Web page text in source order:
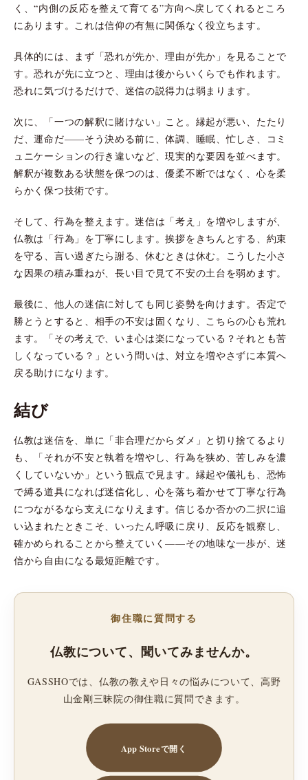
く、“内側の反応を整えて育てる”方向へ戻してくれるところ
にあります。これは信仰の有無に関係なく役立ちます。
具体的には、まず「恐れが先か、理由が先か」を見ることで
す。恐れが先に立つと、理由は後からいくらでも作れます。
恐れに気づけるだけで、迷信の説得力は弱まります。
次に、「一つの解釈に賭けない」こと。縁起が悪い、たたり
だ、運命だ——そう決める前に、体調、睡眠、忙しさ、コミ
ュニケーションの行き違いなど、現実的な要因を並べます。
解釈が複数ある状態を保つのは、優柔不断ではなく、心を柔
らかく保つ技術です。
そして、行為を整えます。迷信は「考え」を増やしますが、
仏教は「行為」を丁寧にします。挨拶をきちんとする、約束
を守る、言い過ぎたら謝る、休むときは休む。こうした小さ
な因果の積み重ねが、長い目で見て不安の土台を弱めます。
最後に、他人の迷信に対しても同じ姿勢を向けます。否定で
勝とうとすると、相手の不安は固くなり、こちらの心も荒れ
ます。「その考えで、いま心は楽になっている？それとも苦
しくなっている？」という問いは、対立を増やさずに本質へ
戻る助けになります。
結び
仏教は迷信を、単に「非合理だからダメ」と切り捨てるより
も、「それが不安と執着を増やし、行為を狭め、苦しみを濃
くしていないか」という観点で見ます。縁起や儀礼も、恐怖
で縛る道具になれば迷信化し、心を落ち着かせて丁寧な行為
につながるなら支えになりえます。信じるか否かの二択に追
い込まれたときこそ、いったん呼吸に戻り、反応を観察し、
確かめられることから整えていく——その地味な一歩が、迷
信から自由になる最短距離です。
御住職に質問する
仏教について、聞いてみませんか。
GASSHOでは、仏教の教えや日々の悩みについて、高野
山金剛三昧院の御住職に質問できます。
App Storeで開く